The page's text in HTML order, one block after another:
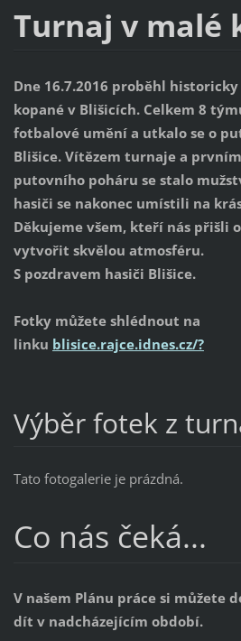
Turnaj v malé
Dne 16.7.2016 proběhl
kopané v Blišicích. Celkem 8
fotbalové umění a utkalo se o
Blišice. Vítězem turnaje a
putovního poháru se stalo
hasiči se nakonec umístili na
Děkujeme všem, kteří nás přišli
vytvořit skvělou atmosféru.
S pozdravem hasiči Blišice.
Fotky můžete shlédnout na
linku blisice.rajce.idnes.cz/?
Výběr fotek z
Tato fotogalerie je prázdná.
Co nás čeká...
V našem Plánu práce si můžete
dít v nadcházejícím období.